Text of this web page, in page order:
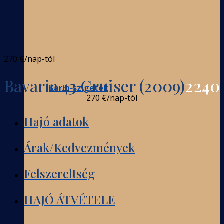
Karib-szigetek
270 €/nap-tól
Bavaria 43 Cruiser (2009)2240
270 €/nap-tól
Hajó adatok
Árak/Kedvezmények
Felszereltség
HAJÓ ÁTVÉTELE